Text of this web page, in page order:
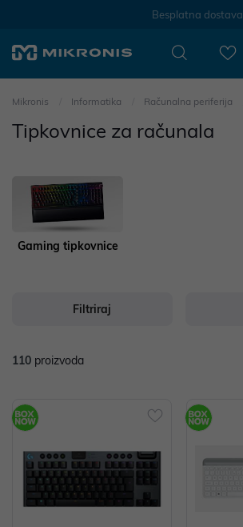
Besplatna dostava
Mikronis Informatika Računalna periferija
Tipkovnice za računala
Gaming tipkovnice
Filtriraj
110 proizvoda